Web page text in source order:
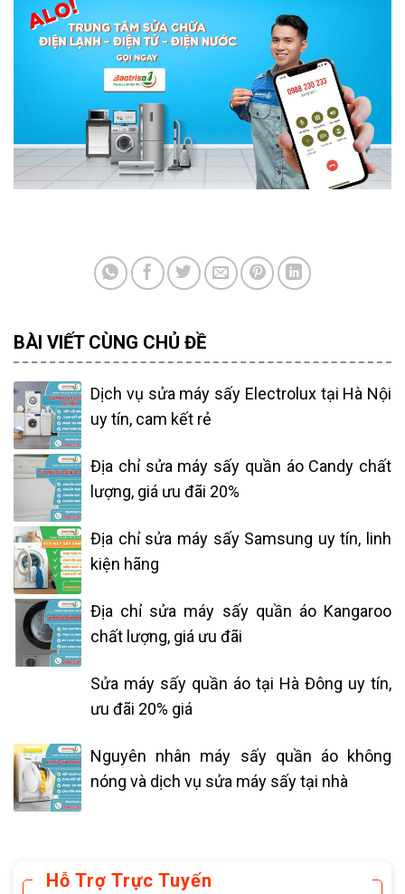
Hỗ Trợ Trực Tuyến
BÀI VIẾT CÙNG CHỦ ĐỀ
Dịch vụ sửa máy sấy Electrolux tại Hà Nội
uy tín, cam kết rẻ
Địa chỉ sửa máy sấy quần áo Candy chất
lượng, giá ưu đãi 20%
Địa chỉ sửa máy sấy Samsung uy tín, linh
kiện hãng
Địa chỉ sửa máy sấy quần áo Kangaroo
chất lượng, giá ưu đãi
Sửa máy sấy quần áo tại Hà Đông uy tín,
ưu đãi 20% giá
Nguyên nhân máy sấy quần áo không
nóng và dịch vụ sửa máy sấy tại nhà